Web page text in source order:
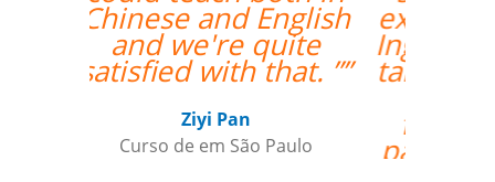
excelente professor de
Inglês! Pontos positivos
também para a seleção
fluentemente russo
para ajudai ainda mais